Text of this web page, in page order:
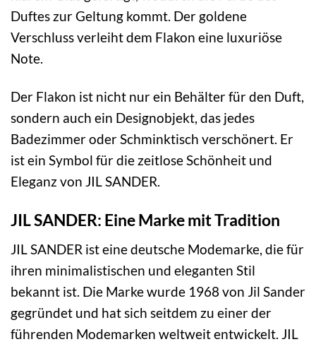
Duftes zur Geltung kommt. Der goldene
Verschluss verleiht dem Flakon eine luxuriöse
Note.
Der Flakon ist nicht nur ein Behälter für den Duft,
sondern auch ein Designobjekt, das jedes
Badezimmer oder Schminktisch verschönert. Er
ist ein Symbol für die zeitlose Schönheit und
Eleganz von JIL SANDER.
JIL SANDER: Eine Marke mit Tradition
JIL SANDER ist eine deutsche Modemarke, die für
ihren minimalistischen und eleganten Stil
bekannt ist. Die Marke wurde 1968 von Jil Sander
gegründet und hat sich seitdem zu einer der
führenden Modemarken weltweit entwickelt. JIL